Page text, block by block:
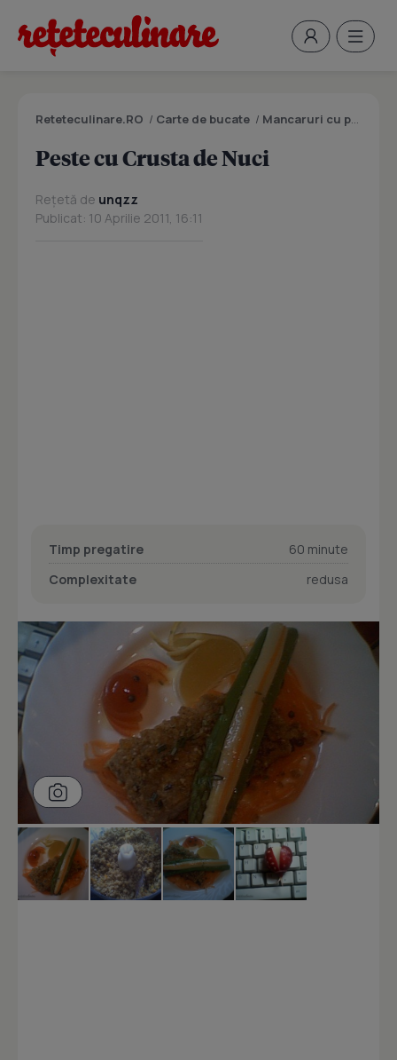
Reteteculinare.RO / Carte de bucate / Mancaruri cu peste
Peste cu Crusta de Nuci
Rețetă de unqzz
Publicat: 10 Aprilie 2011, 16:11
Timp pregatire
60 minute
Complexitate
redusa